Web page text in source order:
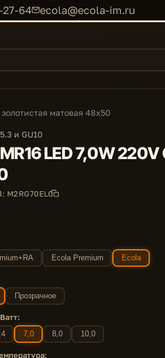
64 ecola@ecola-im.ru
матовая 48x50
и GU10
LED 7,0W
Ecola Premium Ecola
Прозрачное
7,0 8,0 10,0